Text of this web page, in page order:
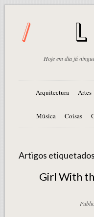
Hoje em dia já
Arquitectura Artes
Música Coisas
Artigos
Girl With